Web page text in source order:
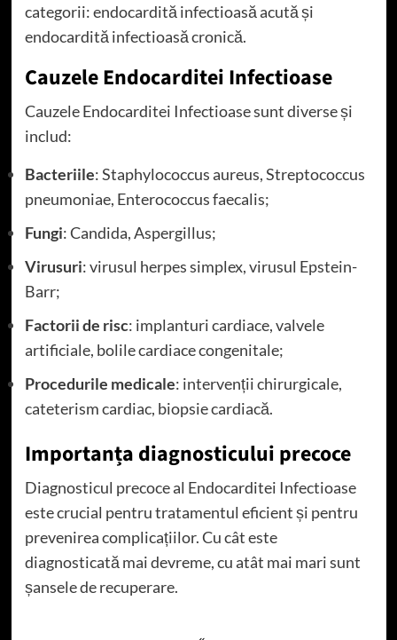
categorii: endocardită infectioasă acută și
endocardită infectioasă cronică.
Cauzele Endocarditei Infectioase
Cauzele Endocarditei Infectioase sunt diverse și
includ:
Bacteriile: Staphylococcus aureus, Streptococcus
pneumoniae, Enterococcus faecalis;
Fungi: Candida, Aspergillus;
Virusuri: virusul herpes simplex, virusul Epstein-
Barr;
Factorii de risc: implanturi cardiace, valvele
artificiale, bolile cardiace congenitale;
Procedurile medicale: intervenții chirurgicale,
cateterism cardiac, biopsie cardiacă.
Importanța diagnosticului precoce
Diagnosticul precoce al Endocarditei Infectioase
este crucial pentru tratamentul eficient și pentru
prevenirea complicațiilor. Cu cât este
diagnosticată mai devreme, cu atât mai mari sunt
șansele de recuperare.